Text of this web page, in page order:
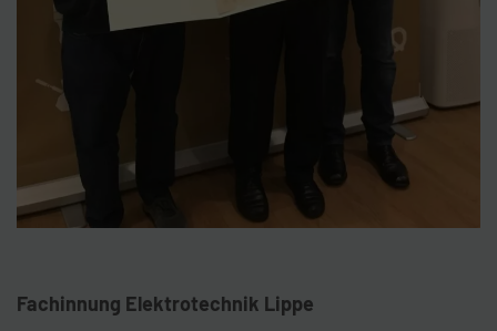
Fachinnung Elektrotechnik Lippe